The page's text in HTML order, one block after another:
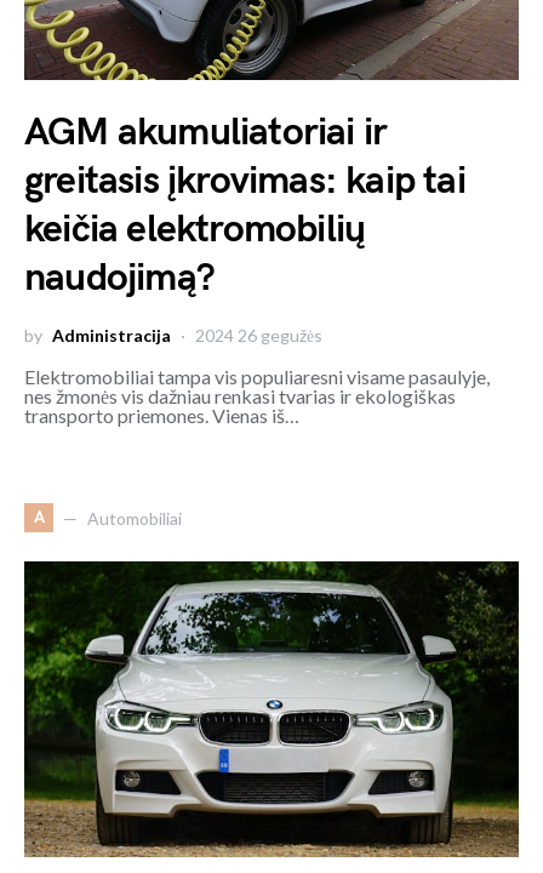
AGM akumuliatoriai ir
greitasis įkrovimas: kaip tai
keičia elektromobilių
naudojimą?
by Administracija 2024 26 gegužės
Elektromobiliai tampa vis populiaresni visame pasaulyje,
nes žmonės vis dažniau renkasi tvarias ir ekologiškas
transporto priemones. Vienas iš…
A Automobiliai